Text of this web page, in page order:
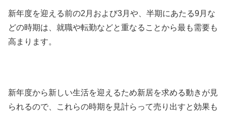
新年度を迎える前の2月および3月や、半期にあたる9月な
どの時期は、就職や転勤などと重なることから最も需要も
高まります。
新年度から新しい生活を迎えるため新居を求める動きが見
られるので、これらの時期を見計らって売り出すと効果も